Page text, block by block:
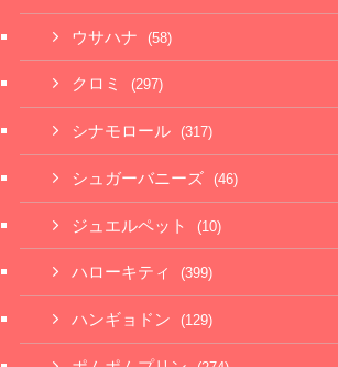
ウサハナ (58)
クロミ (297)
シナモロール (317)
シュガーバニーズ (46)
ジュエルペット (10)
ハローキティ (399)
ハンギョドン (129)